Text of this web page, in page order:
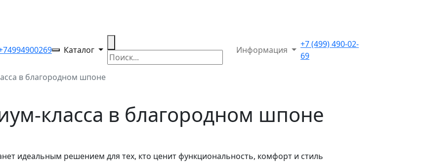
Каталог Информация
+7 (499) 490-02-
69
в благородном шпоне
класса в благородном шпоне
идеальным решением для тех, кто ценит функциональность, комфорт и стиль